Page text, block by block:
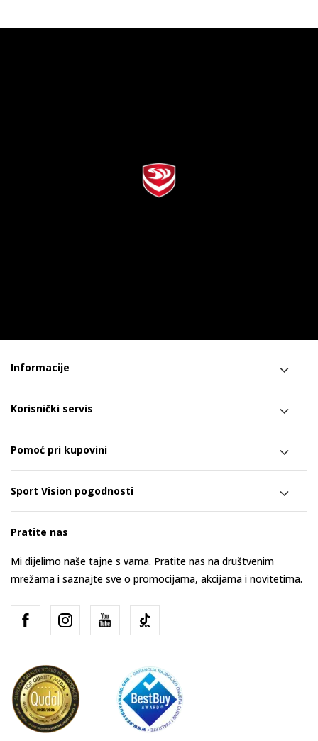
Informacije
Korisnički servis
Pomoć pri kupovini
Sport Vision pogodnosti
Pratite nas
Mi dijelimo naše tajne s vama. Pratite nas na društvenim
mrežama i saznajte sve o promocijama, akcijama i novitetima.